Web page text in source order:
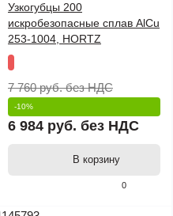
0
Узкогубцы 200
искробезопасные сплав AlCu
253-1004, HORTZ
7 760 руб.без НДС
-10%
6 984 руб. без НДС
В корзину